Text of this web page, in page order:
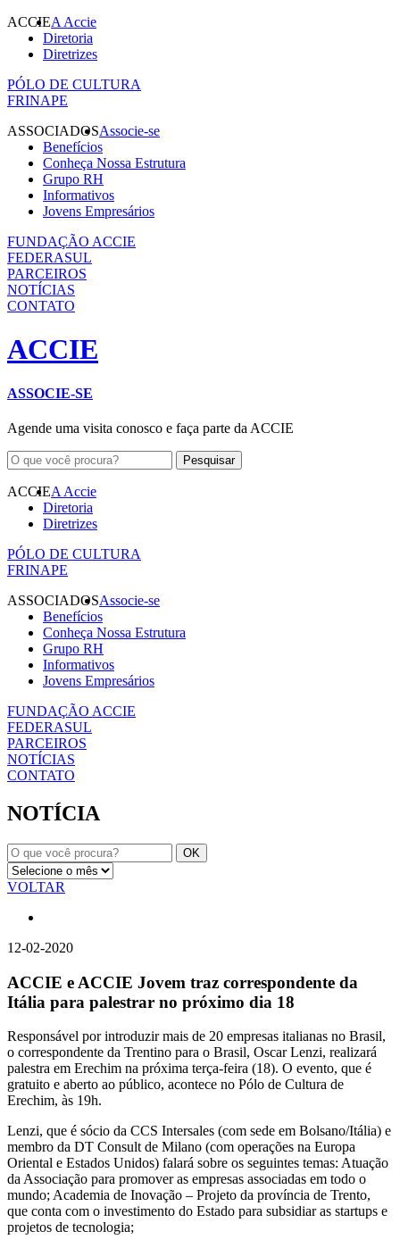
ACCIEA Accie
Diretoria
Diretrizes
PÓLO DE CULTURA
FRINAPE
ASSOCIADOSAssocie-se
Benefícios
Conheça Nossa Estrutura
Grupo RH
Informativos
Jovens Empresários
FUNDAÇÃO ACCIE
FEDERASUL
PARCEIROS
NOTÍCIAS
CONTATO
ACCIE
ASSOCIE-SE
Agende uma visita conosco e faça parte da ACCIE
ACCIEA Accie
Diretoria
Diretrizes
PÓLO DE CULTURA
FRINAPE
ASSOCIADOSAssocie-se
Benefícios
Conheça Nossa Estrutura
Grupo RH
Informativos
Jovens Empresários
FUNDAÇÃO ACCIE
FEDERASUL
PARCEIROS
NOTÍCIAS
CONTATO
NOTÍCIA
VOLTAR
12-02-2020
ACCIE e ACCIE Jovem traz correspondente da
Itália para palestrar no próximo dia 18
Responsável por introduzir mais de 20 empresas italianas no Brasil,
o correspondente da Trentino para o Brasil, Oscar Lenzi, realizará
palestra em Erechim na próxima terça-feira (18). O evento, que é
gratuito e aberto ao público, acontece no Pólo de Cultura de
Erechim, às 19h.
Lenzi, que é sócio da CCS Intersales (com sede em Bolsano/Itália) e
membro da DT Consult de Milano (com operações na Europa
Oriental e Estados Unidos) falará sobre os seguintes temas: Atuação
da Associação para promover as empresas associadas em todo o
mundo; Academia de Inovação – Projeto da província de Trento,
que conta com o investimento do Estado para subsidiar as startups e
projetos de tecnologia;